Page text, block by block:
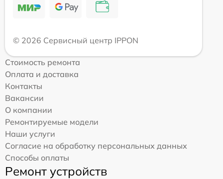
© 2026 Сервисный центр IPPON
Стоимость ремонта
Оплата и доставка
Контакты
Вакансии
О компании
Ремонтируемые модели
Наши услуги
Согласие на обработку персональных данных
Способы оплаты
Ремонт устройств